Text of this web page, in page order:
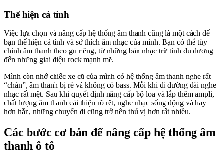
Thể hiện cá tính
Việc lựa chọn và nâng cấp hệ thống âm thanh cũng là một cách để
bạn thể hiện cá tính và sở thích âm nhạc của mình. Bạn có thể tùy
chỉnh âm thanh theo gu riêng, từ những bản nhạc trữ tình du dương
đến những giai điệu rock mạnh mẽ.
Mình còn nhớ chiếc xe cũ của mình có hệ thống âm thanh nghe rất
“chán”, âm thanh bị rè và không có bass. Mỗi khi đi đường dài nghe
nhạc rất mệt. Sau khi quyết định nâng cấp bộ loa và lắp thêm ampli,
chất lượng âm thanh cải thiện rõ rệt, nghe nhạc sống động và hay
hơn hẳn, những chuyến đi cũng trở nên thú vị hơn rất nhiều.
Các bước cơ bản để nâng cấp hệ thống âm
thanh ô tô